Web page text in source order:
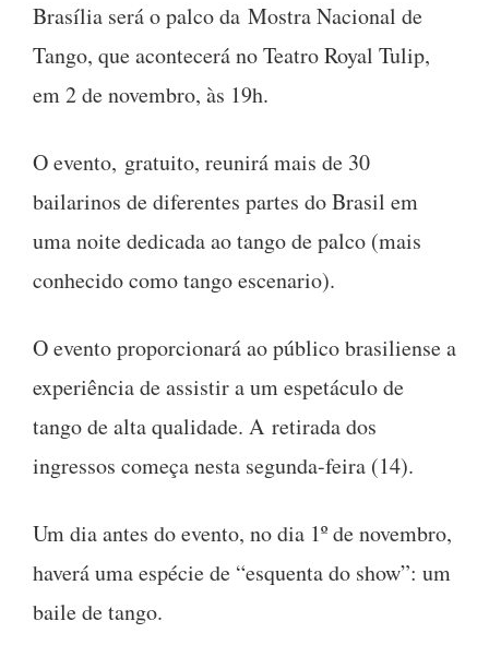
Brasília será o palco da Mostra Nacional de
Tango, que acontecerá no Teatro Royal Tulip,
em 2 de novembro, às 19h.
O evento, gratuito, reunirá mais de 30
bailarinos de diferentes partes do Brasil em
uma noite dedicada ao tango de palco (mais
conhecido como tango escenario).
O evento proporcionará ao público brasiliense a
experiência de assistir a um espetáculo de
tango de alta qualidade. A retirada dos
ingressos começa nesta segunda-feira (14).
Um dia antes do evento, no dia 1º de novembro,
haverá uma espécie de “esquenta do show”: um
baile de tango.